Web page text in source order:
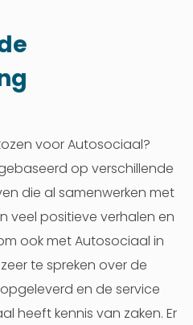
voor Autosociaal?
op verschillende
die al samenwerken met
veel positieve verhalen en
ook met Autosociaal in
te spreken over de
en de service
heeft kennis van zaken. Er